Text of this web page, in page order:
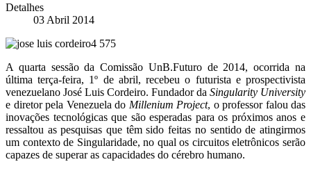
Detalhes
03 Abril 2014
A quarta sessão da Comissão UnB.Futuro de 2014, ocorrida na
última terça-feira, 1º de abril, recebeu o futurista e prospectivista
venezuelano José Luis Cordeiro. Fundador da Singularity University
e diretor pela Venezuela do Millenium Project, o professor falou das
inovações tecnológicas que são esperadas para os próximos anos e
ressaltou as pesquisas que têm sido feitas no sentido de atingirmos
um contexto de Singularidade, no qual os circuitos eletrônicos serão
capazes de superar as capacidades do cérebro humano.